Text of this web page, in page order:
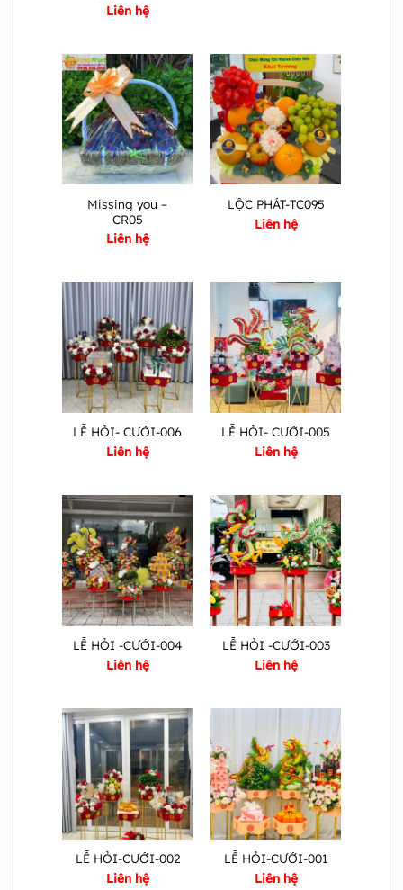
Liên hệ
Missing you –
CR05
Liên hệ
LỘC PHÁT-TC095
Liên hệ
LỄ HỎI- CƯỚI-006
Liên hệ
LỄ HỎI- CƯỚI-005
Liên hệ
LỄ HỎI -CƯỚI-004
Liên hệ
LỄ HỎI -CƯỚI-003
Liên hệ
LỄ HỎI-CƯỚI-002
Liên hệ
LỄ HỎI-CƯỚI-001
Liên hệ